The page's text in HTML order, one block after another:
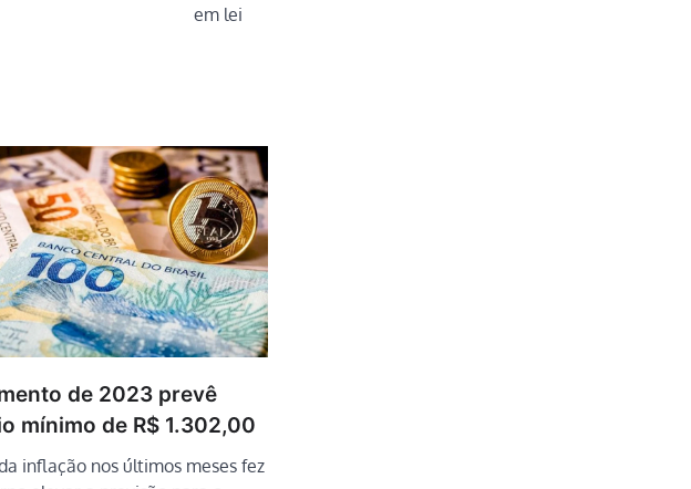
em lei
de 2023 prevê
mínimo de R$ 1.302,00
inflação nos últimos meses fez